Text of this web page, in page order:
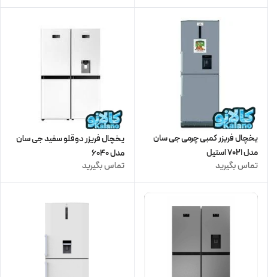
یخچال فریزر کمبی چرمی جی سان
مدل 7021 استیل
تماس بگیرید
یخچال فریزر دوقلو سفید جی سان
مدل 6040
تماس بگیرید